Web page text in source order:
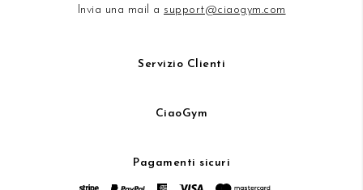
Invia una mail a support@ciaogym.com
Servizio Clienti
CiaoGym
Pagamenti sicuri